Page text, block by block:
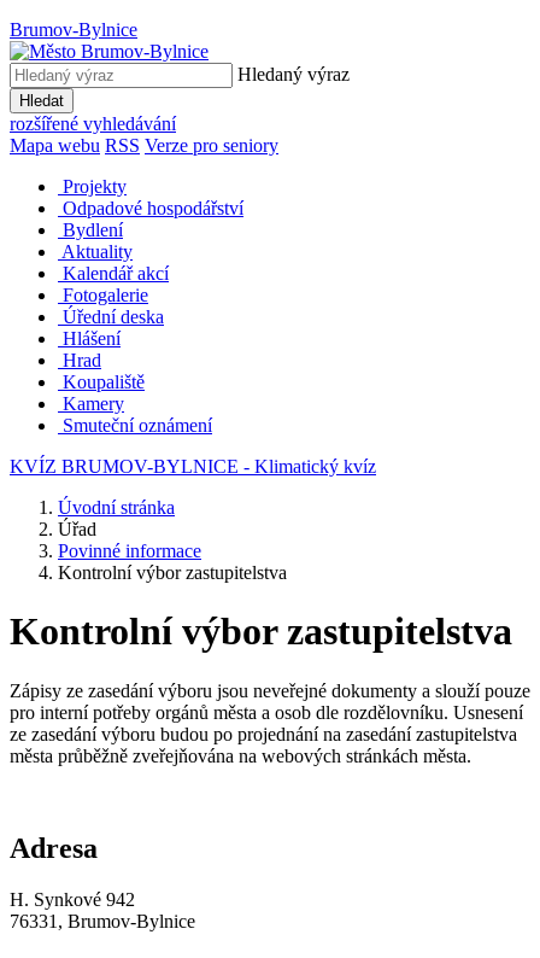
Brumov-Bylnice
Hledaný výraz
Hledat
rozšířené vyhledávání
Mapa webu RSS Verze pro seniory
Projekty
Odpadové hospodářství
Bydlení
Aktuality
Kalendář akcí
Fotogalerie
Úřední deska
Hlášení
Hrad
Koupaliště
Kamery
Smuteční oznámení
KVÍZ BRUMOV-BYLNICE - Klimatický kvíz
Úvodní stránka
Úřad
Povinné informace
Kontrolní výbor zastupitelstva
Kontrolní výbor zastupitelstva
Zápisy ze zasedání výboru jsou neveřejné dokumenty a slouží pouze
pro interní potřeby orgánů města a osob dle rozdělovníku. Usnesení
ze zasedání výboru budou po projednání na zasedání zastupitelstva
města průběžně zveřejňována na webových stránkách města.
Adresa
H. Synkové 942
76331, Brumov-Bylnice